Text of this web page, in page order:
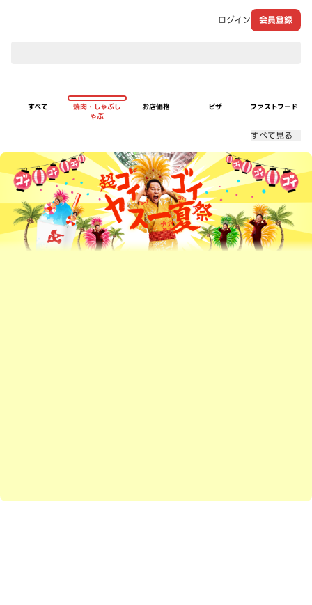
ログイン 会員登録
すべて
焼肉・しゃぶし
ゃぶ
お店価格 ピザ ファストフード
すべて見る
超ゴイゴイヤスー夏祭